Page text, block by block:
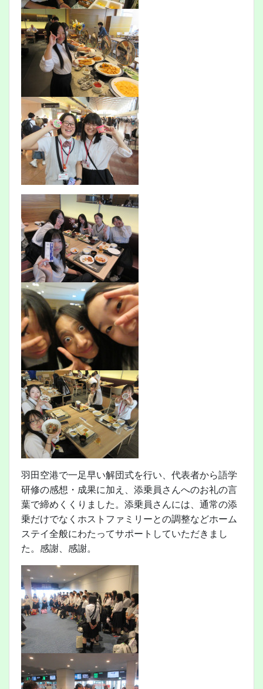
羽田空港で一足早い解団式を行い、代表者から語学
研修の感想・成果に加え、添乗員さんへのお礼の言
葉で締めくくりました。添乗員さんには、通常の添
乗だけでなくホストファミリーとの調整などホーム
ステイ全般にわたってサポートしていただきまし
た。感謝、感謝。